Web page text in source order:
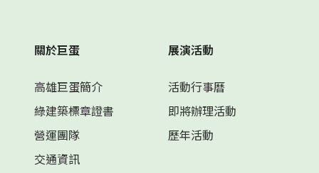
關於巨蛋
高雄巨蛋簡介
綠建築標章證書
營運團隊
交通資訊
展演活動
活動行事曆
即將辦理活動
歷年活動